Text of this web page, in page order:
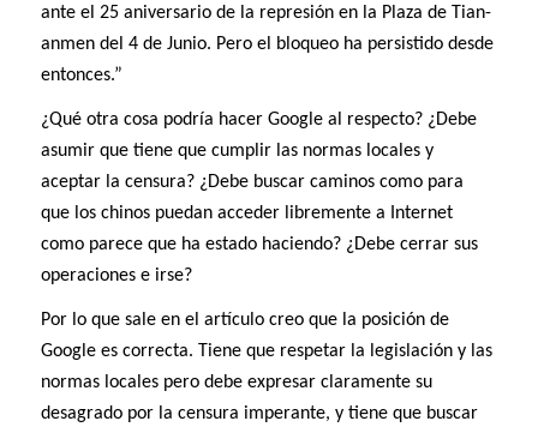
ante el 25 aniversario de la represión en la Plaza de Tian-
anmen del 4 de Junio. Pero el bloqueo ha persistido desde
entonces.”
¿Qué otra cosa podría hacer Google al respecto? ¿Debe
asumir que tiene que cumplir las normas locales y
aceptar la censura? ¿Debe buscar caminos como para
que los chinos puedan acceder libremente a Internet
como parece que ha estado haciendo? ¿Debe cerrar sus
operaciones e irse?
Por lo que sale en el artículo creo que la posición de
Google es correcta. Tiene que respetar la legislación y las
normas locales pero debe expresar claramente su
desagrado por la censura imperante, y tiene que buscar